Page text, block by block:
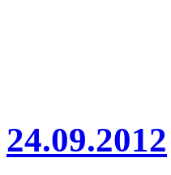
24.09.2012